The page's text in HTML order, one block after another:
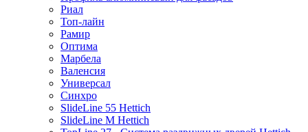
Риал
Топ-лайн
Рамир
Оптима
Марбела
Валенсия
Универсал
Синхро
SlideLine 55 Hettich
SlideLine M Hettich